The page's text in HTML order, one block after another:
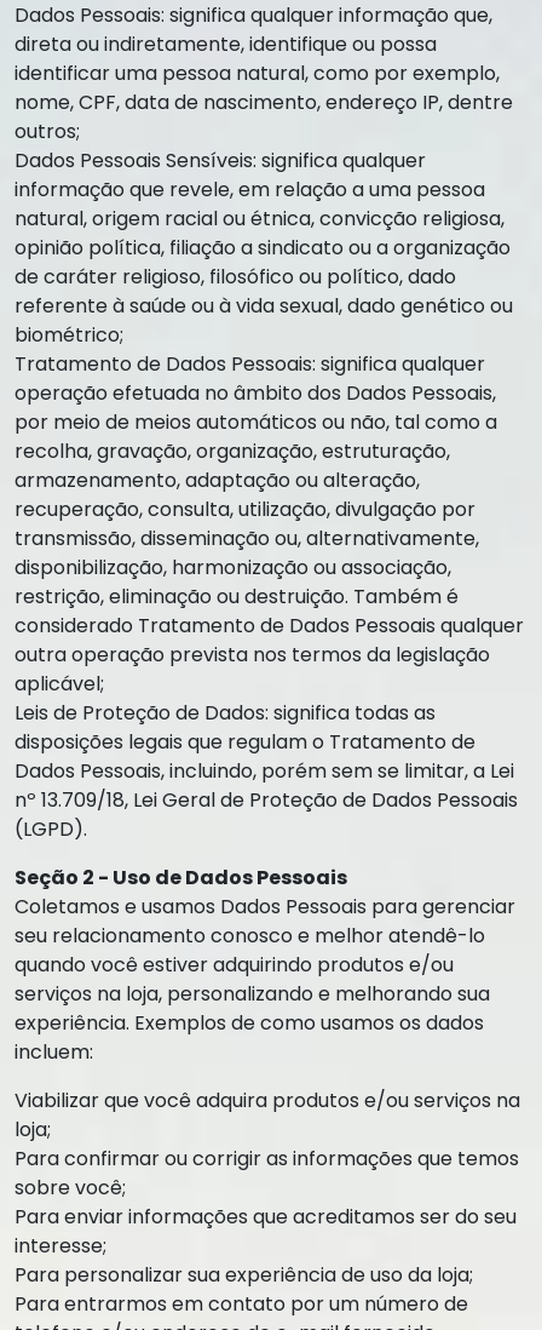
Dados Pessoais: significa qualquer informação que,
direta ou indiretamente, identifique ou possa
identificar uma pessoa natural, como por exemplo,
nome, CPF, data de nascimento, endereço IP, dentre
outros;
Dados Pessoais Sensíveis: significa qualquer
informação que revele, em relação a uma pessoa
natural, origem racial ou étnica, convicção religiosa,
opinião política, filiação a sindicato ou a organização
de caráter religioso, filosófico ou político, dado
referente à saúde ou à vida sexual, dado genético ou
biométrico;
Tratamento de Dados Pessoais: significa qualquer
operação efetuada no âmbito dos Dados Pessoais,
por meio de meios automáticos ou não, tal como a
recolha, gravação, organização, estruturação,
armazenamento, adaptação ou alteração,
recuperação, consulta, utilização, divulgação por
transmissão, disseminação ou, alternativamente,
disponibilização, harmonização ou associação,
restrição, eliminação ou destruição. Também é
considerado Tratamento de Dados Pessoais qualquer
outra operação prevista nos termos da legislação
aplicável;
Leis de Proteção de Dados: significa todas as
disposições legais que regulam o Tratamento de
Dados Pessoais, incluindo, porém sem se limitar, a Lei
nº 13.709/18, Lei Geral de Proteção de Dados Pessoais
(LGPD).
Seção 2 - Uso de Dados Pessoais
Coletamos e usamos Dados Pessoais para gerenciar
seu relacionamento conosco e melhor atendê-lo
quando você estiver adquirindo produtos e/ou
serviços na loja, personalizando e melhorando sua
experiência. Exemplos de como usamos os dados
incluem:
Viabilizar que você adquira produtos e/ou serviços na
loja;
Para confirmar ou corrigir as informações que temos
sobre você;
Para enviar informações que acreditamos ser do seu
interesse;
Para personalizar sua experiência de uso da loja;
Para entrarmos em contato por um número de